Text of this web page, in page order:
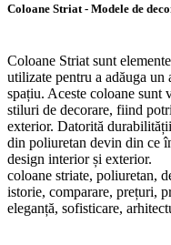
Coloane Striat - Modele de
Coloane Striat sunt
utilizate pentru a adăuga un
spațiu. Aceste coloane sunt
stiluri de decorare, fiind
exterior. Datorită
din poliuretan devin din ce
design interior și exterior.
coloane striate, poliuretan,
istorie, comparare, prețuri,
eleganță, sofisticare,